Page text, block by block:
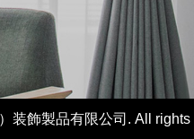
装飾製品有限公司. All rights